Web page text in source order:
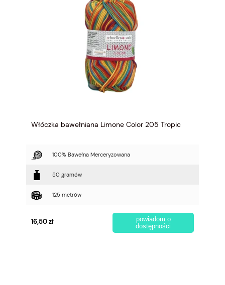
Włóczka bawełniana Limone Color 205 Tropic
100% Bawełna Merceryzowana
50 gramów
125 metrów
16,50 zł
powiadom o
dostępności